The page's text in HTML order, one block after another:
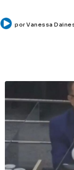
porVanessa